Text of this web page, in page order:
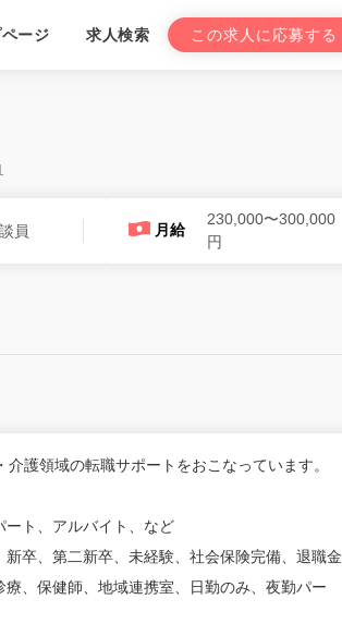
ページ 求人検索 この求人に応募する
員 月給
230,000〜300,000
円
護領域の転職サポートをおこなっています。
ート、アルバイト、など
卒、第二新卒、未経験、社会保険完備、退職金
、保健師、地域連携室、日勤のみ、夜勤パー